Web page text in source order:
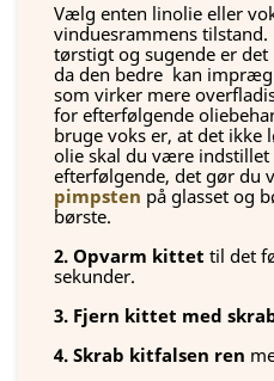
Vælg enten linolie eller
vinduesrammens
tørstigt og sugende er
da den bedre kan
som virker mere
for efterfølgende
bruge voks er, at det ikke
olie skal du være indstillet
efterfølgende, det gør du
pimpsten på glasset og
børste.
2. Opvarm kittet til det
sekunder.
3. Fjern kittet med
4. Skrab kitfalsen ren